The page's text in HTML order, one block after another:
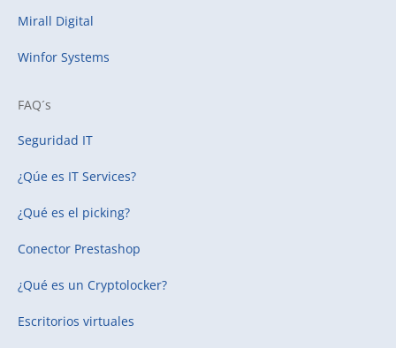
Mirall Digital
Winfor Systems
FAQ´s
Seguridad IT
¿Qúe es IT Services?
¿Qué es el picking?
Conector Prestashop
¿Qué es un Cryptolocker?
Escritorios virtuales